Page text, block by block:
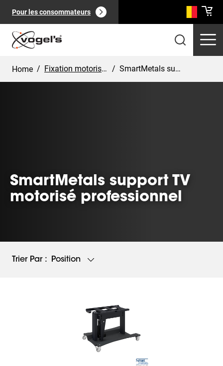
Pour les consommateurs
Home / Fixation motorisée pour écran / SmartMetals support TV motorisé professionnel
SmartMetals support TV
motorisé professionnel
Trier Par : Position